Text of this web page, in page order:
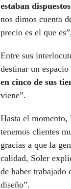
estaban
nos dimos cuenta
precio es el que
Entre sus
destinar un
en cinco de sus
viene”.
Hasta el momento,
tenemos clientes
gracias a que la
calidad, Soler
de haber trabajado
diseño”.